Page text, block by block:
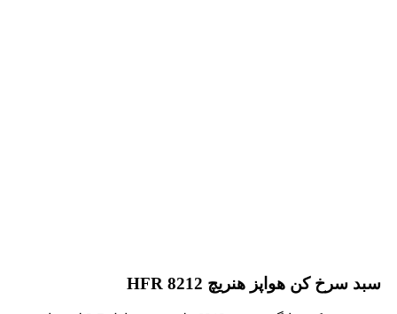
سبد سرخ کن هواپز هنریچ HFR 8212